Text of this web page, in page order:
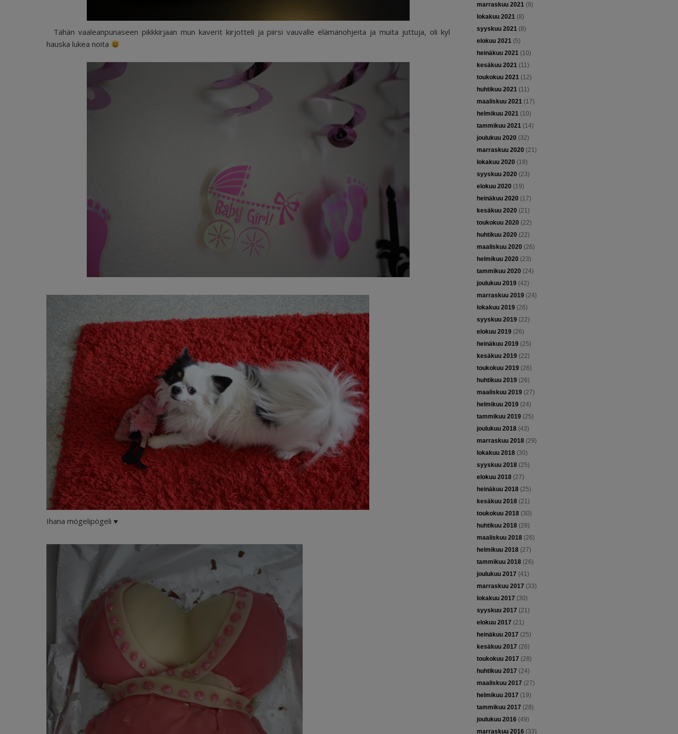
Tähän vaaleanpunaseen pikkkirjaan mun kaverit kirjotteli ja piirsi vauvalle elämänohjeita ja muita juttuja, oli kyl
hauska lukea noita
Ihana mögelipögeli ♥
marraskuu 2021(9)
lokakuu 2021(8)
syyskuu 2021(8)
elokuu 2021(5)
heinäkuu 2021(10)
kesäkuu 2021(11)
toukokuu 2021(12)
huhtikuu 2021(11)
maaliskuu 2021(17)
helmikuu 2021(10)
tammikuu 2021(14)
joulukuu 2020 (32)
marraskuu 2020 (21)
lokakuu 2020 (18)
syyskuu 2020 (23)
elokuu 2020 (19)
heinäkuu 2020 (17)
kesäkuu 2020 (21)
toukokuu 2020 (22)
huhtikuu 2020 (22)
maaliskuu 2020 (26)
helmikuu 2020 (23)
tammikuu 2020 (24)
joulukuu 2019(42)
marraskuu 2019(24)
lokakuu 2019(26)
syyskuu 2019(22)
elokuu 2019(26)
heinäkuu 2019(25)
kesäkuu 2019(22)
toukokuu 2019(26)
huhtikuu 2019(26)
maaliskuu 2019(27)
helmikuu 2019(24)
tammikuu 2019(25)
joulukuu 2018(43)
marraskuu 2018(29)
lokakuu 2018(30)
syyskuu 2018(25)
elokuu 2018(27)
heinäkuu 2018(25)
kesäkuu 2018(21)
toukokuu 2018(30)
huhtikuu 2018(28)
maaliskuu 2018(26)
helmikuu 2018(27)
tammikuu 2018(26)
joulukuu 2017 (41)
marraskuu 2017 (33)
lokakuu 2017 (30)
syyskuu 2017 (21)
elokuu 2017 (21)
heinäkuu 2017 (25)
kesäkuu 2017 (26)
toukokuu 2017 (28)
huhtikuu 2017 (24)
maaliskuu 2017 (27)
helmikuu 2017 (19)
tammikuu 2017 (28)
joulukuu 2016 (49)
marraskuu 2016 (33)